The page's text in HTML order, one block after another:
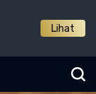
Lihat